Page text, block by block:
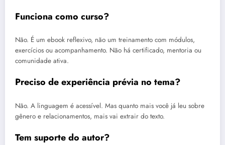
Funciona como curso?
Não. É um ebook reflexivo, não um treinamento com módulos,
exercícios ou acompanhamento. Não há certificado, mentoria ou
comunidade ativa.
Preciso de experiência prévia no tema?
Não. A linguagem é acessível. Mas quanto mais você já leu sobre
gênero e relacionamentos, mais vai extrair do texto.
Tem suporte do autor?